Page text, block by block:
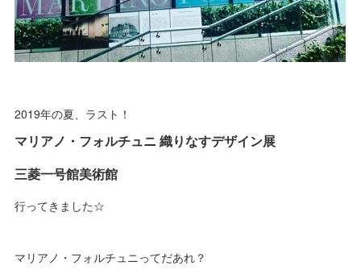
2019年の夏、ラスト！
マリアノ・フォルチュニ 織りなすデザイン展
三菱一号館美術館
行ってきました☆
マリアノ・フォルチュニってだあれ？